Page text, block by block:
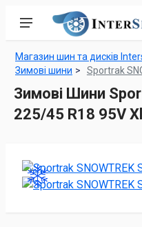
Магазин шин та дисків
Зимові шини
Sportrak
Зимові Шини
225/45 R18 95V Xl